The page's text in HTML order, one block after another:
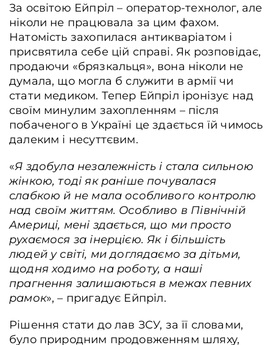
Донецькій області, 18 лютого 2025 року. Андрій Дубчак / Frontliner
За освітою Ейпріл – оператор-технолог, але
ніколи не працювала за цим фахом.
Натомість захопилася антикваріатом і
присвятила себе цій справі. Як розповідає,
продаючи «брязкальця», вона ніколи не
думала, що могла б служити в армії чи
стати медиком. Тепер Ейпріл іронізує над
своїм минулим захопленням – після
побаченого в Україні це здається їй чимось
далеким і несуттєвим.
«Я здобула незалежність і стала сильною
жінкою, тоді як раніше почувалася
слабкою й не мала особливого контролю
над своїм життям. Особливо в Північній
Америці, мені здається, що ми просто
рухаємося за інерцією. Як і більшість
людей у світі, ми доглядаємо за дітьми,
щодня ходимо на роботу, а наші
прагнення залишаються в межах певних
рамок», – пригадує Ейпріл.
Рішення стати до лав ЗСУ, за її словами,
було природним продовженням шляху,